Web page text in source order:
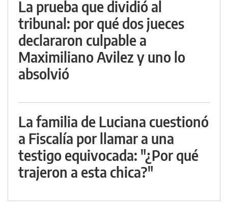
La prueba que dividió al
tribunal: por qué dos jueces
declararon culpable a
Maximiliano Avilez y uno lo
absolvió
La familia de Luciana cuestionó
a Fiscalía por llamar a una
testigo equivocada: "¿Por qué
trajeron a esta chica?"